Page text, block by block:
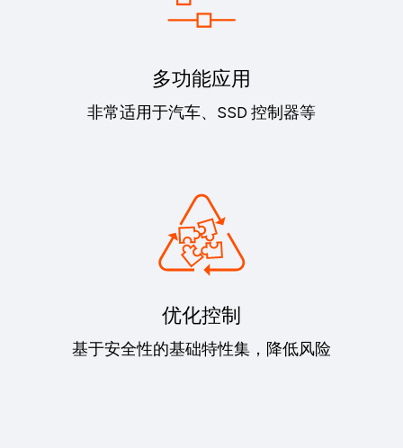
多功能应用
非常适用于汽车、SSD 控制器等
优化控制
基于安全性的基础特性集，降低风险